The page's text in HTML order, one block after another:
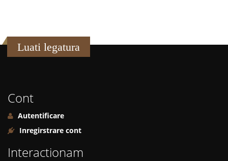
Luati legatura
Cont
Autentificare
Inregirstrare cont
Interactionam